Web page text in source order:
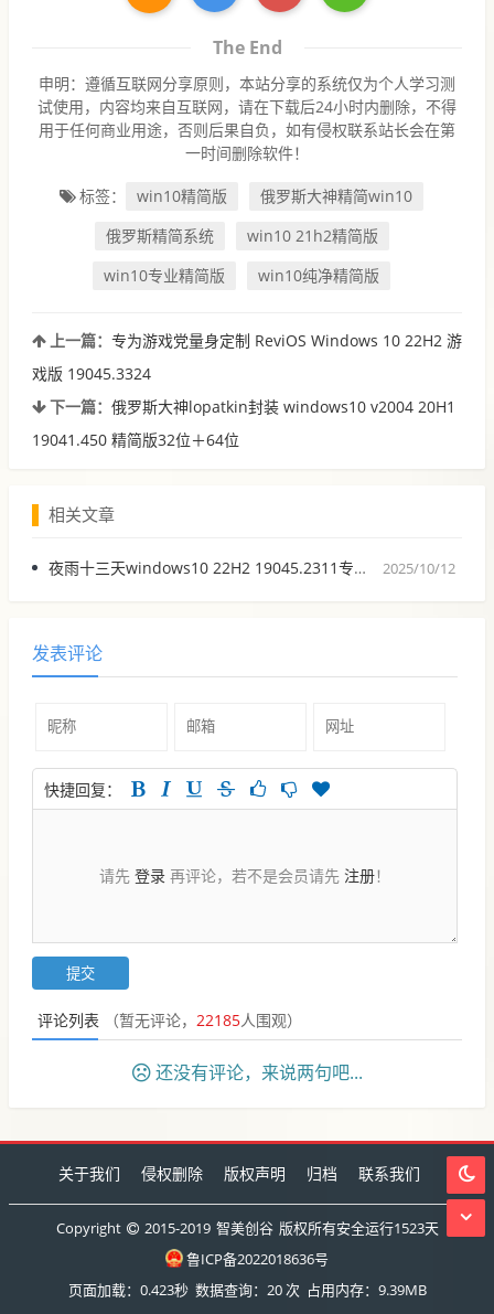
The End
申明：遵循互联网分享原则，本站分享的系统仅为个人学习测
试使用，内容均来自互联网，请在下载后24小时内删除，不得
用于任何商业用途，否则后果自负，如有侵权联系站长会在第
一时间删除软件！
标签： win10精简版
俄罗斯大神精简win10
俄罗斯精简系统
win10 21h2精简版
win10专业精简版
win10纯净精简版
上一篇： 专为游戏党量身定制 ReviOS Windows 10 22H2 游
戏版 19045.3324
下一篇： 俄罗斯大神lopatkin封装 windows10 v2004 20H1
19041.450 精简版32位＋64位
相关文章
2025/10/12
夜雨十三天windows10 22H2 19045.2311专业工作站精简优化纯净版
发表评论
快捷回复：
评论列表 （暂无评论， 22185人围观）
还没有评论，来说两句吧...
关于我们 侵权删除 版权声明 归档 联系我们
Copyright 2015-2019 智美创谷 版权所有安全运行1523天
鲁ICP备2022018636号
页面加载：0.423秒 数据查询：20 次 占用内存：9.39MB
请先 登录 再评论，若不是会员请先 注册！